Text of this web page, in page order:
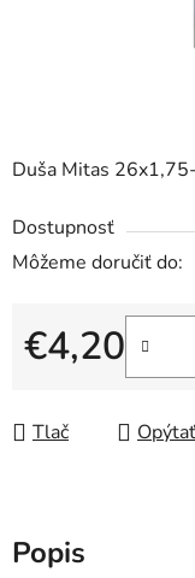
Duša Mitas
Dostupnosť
Môžeme doručiť do:
€4,20
Jednotková cena:
Tlač
Popis